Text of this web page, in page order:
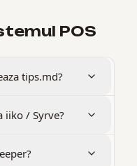
POS
tips.md?
iiko / Syrve?